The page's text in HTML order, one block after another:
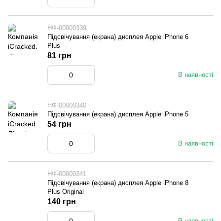
НФ-00000339
Підсвічування (екрана) дисплея Apple iPhone 6
Plus
В наявності
81 грн
НФ-00000340
Підсвічування (екрана) дисплея Apple iPhone 5
В наявності
54 грн
НФ-00000341
Підсвічування (екрана) дисплея Apple iPhone 8
Plus Original
140 грн